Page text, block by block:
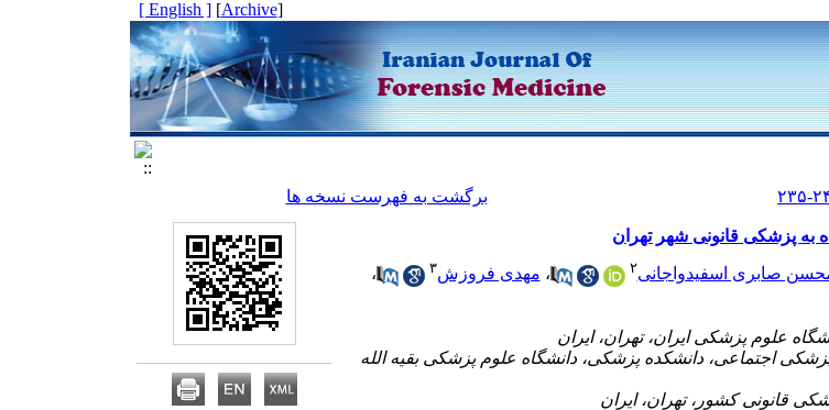
[
Archive
]
[ English ]
برگشت به فهرست نسخه ها
به پزشکی قانونی شهر تهران
صابری اسفیدواجانی۲ ، مهدی فروزش۳
،
اجتماعی، دانشکده پزشکی، دانشگاه علوم پزشکی بقیه الله